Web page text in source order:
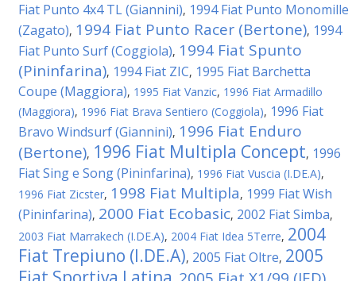
Fiat Punto 4x4 TL (Giannini), 1994 Fiat Punto Monomille
(Zagato), 1994 Fiat Punto Racer (Bertone), 1994
Fiat Punto Surf (Coggiola), 1994 Fiat Spunto
(Pininfarina), 1994 Fiat ZIC, 1995 Fiat Barchetta
Coupe (Maggiora), 1995 Fiat Vanzic, 1996 Fiat Armadillo
(Maggiora), 1996 Fiat Brava Sentiero (Coggiola), 1996 Fiat
Bravo Windsurf (Giannini), 1996 Fiat Enduro
(Bertone), 1996 Fiat Multipla Concept, 1996
Fiat Sing e Song (Pininfarina), 1996 Fiat Vuscia (I.DE.A),
1996 Fiat Zicster, 1998 Fiat Multipla, 1999 Fiat Wish
(Pininfarina), 2000 Fiat Ecobasic, 2002 Fiat Simba,
2003 Fiat Marrakech (I.DE.A), 2004 Fiat Idea 5Terre, 2004
Fiat Trepiuno (I.DE.A), 2005 Fiat Oltre, 2005